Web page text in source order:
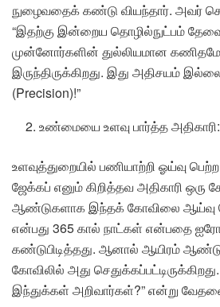
நுழைவதைக் கண்டு வியந்தார். அவர்
“இதற்கு இன்றைய தொழில்நுட்பம்
முன்னோர்களின் துல்லியமான
இருந்திருக்கிறது. இது அதிசயம்
(Precision)!”
உண்மையை உளவு பார்த்த அதிகாரி:
உளவுத்துறையில் பணியாற்றி ஓய்வு
ஜேக்கப் எனும் கிறித்தவ அதிகாரி ஒரு
ஆண்டுகளாக இந்தக் கோவிலை ஆய்வு
என்பது 365 கால் நாட்கள் என்பதை
கண்டுபிடித்தது. ஆனால் ஆயிரம்
கோவிலில் அது
இந்துக்கள் அறிவார்கள்?” என்று